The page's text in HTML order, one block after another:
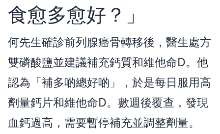
食愈多愈好？」
何先生確診前列腺癌骨轉移後，醫生處方
雙磷酸鹽並建議補充鈣質和維他命D。他
認為「補多啲總好啲」，於是每日服用高
劑量鈣片和維他命D。數週後覆查，發現
血鈣過高，需要暫停補充並調整劑量。